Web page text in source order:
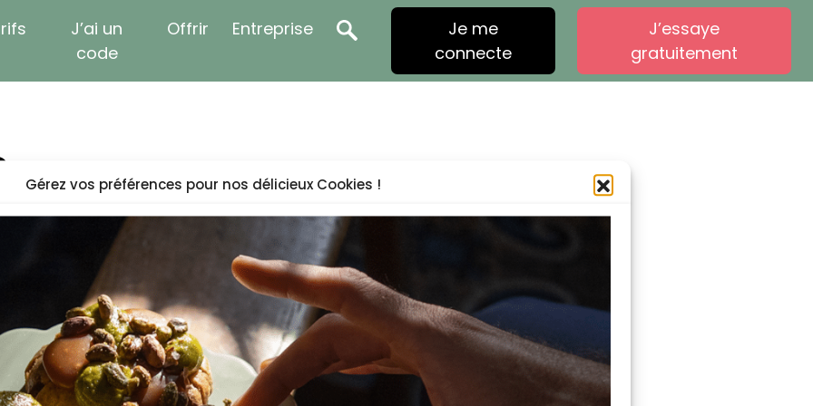
Gérez vos préférences pour nos délicieux Cookies !
J’ai un
code
Offrir Entreprise
Je me
connecte
J’essaye
gratuitement